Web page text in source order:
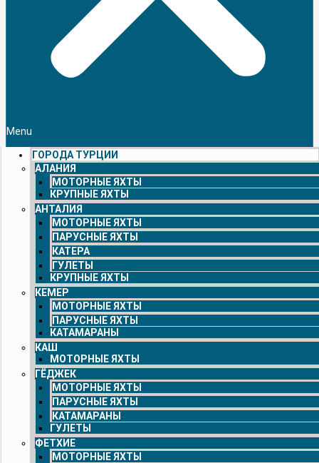
Menu
ГОРОДА ТУРЦИИ
АЛАНИЯ
МОТОРНЫЕ ЯХТЫ
КРУПНЫЕ ЯХТЫ
АНТАЛИЯ
МОТОРНЫЕ ЯХТЫ
ПАРУСНЫЕ ЯХТЫ
КАТЕРА
ГУЛЕТЫ
КРУПНЫЕ ЯХТЫ
КЕМЕР
МОТОРНЫЕ ЯХТЫ
ПАРУСНЫЕ ЯХТЫ
КАТАМАРАНЫ
КАШ
МОТОРНЫЕ ЯХТЫ
ГЁДЖЕК
МОТОРНЫЕ ЯХТЫ
ПАРУСНЫЕ ЯХТЫ
КАТАМАРАНЫ
ГУЛЕТЫ
ФЕТХИЕ
МОТОРНЫЕ ЯХТЫ